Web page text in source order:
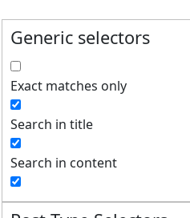
Generic selectors
Exact matches only
Search in title
Search in content